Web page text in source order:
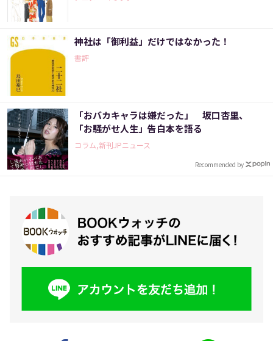
神社は「御利益」だけではなかった！
書評
「おバカキャラは嫌だった」 坂口杏里、
「お騒がせ人生」告白本を語る
コラム,新刊JPニュース
Recommended by